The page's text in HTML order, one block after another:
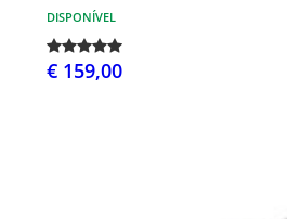
DISPONÍVEL
€ 159,00